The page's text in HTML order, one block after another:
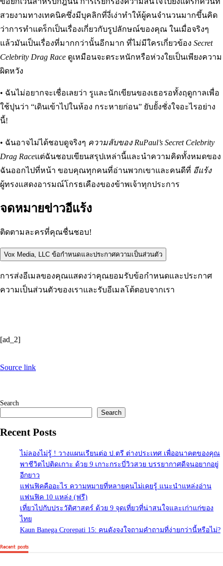
สวยงามทางเทคนิคซึ่งมีบุคลิกที่งี่เง่าทำให้ผู้คนจำนวนมากขึ้นคิด
ว่าการทำแดร็กเป็นเรื่องเกี่ยวกับรูปลักษณ์ของคุณ ในเมื่อจริงๆ
แล้วมันเป็นเรื่องที่มากกว่านั้นอีกมาก ที่ไม่มีใครเกี่ยวข้อง Secret
Celebrity Drag Race ดูเหมือนจะตระหนักหรือห่วงใยเป็นเพียงความ
ผิดหวัง
• ฉันไม่อยากจะเชื่อเลยว่า รูและนักเขียนของเธอรอทั้งฤดูกาลเพื่อ
ใช้ปุนว่า “เดินเข้าไปในห้อง กระหายก่อน” ยับยั้งชั่งใจอะไรอย่าง
นี้!
• ฉันอาจไม่ได้ชอบดูจริงๆ ความลับของ RuPaul’s Secret Celebrity
Drag Raceแต่ฉันชอบเขียนสรุปเหล่านี้และนำความคิดทั้งหมดของ
ฉันออกไปที่หน้า ขอบคุณทุกคนที่อ่านพวกเขาและคนดีที่ อีแร้ง
ผู้ทรงแสดงอารมณ์โกรธเคืองของข้าพเจ้าทุกประการ
จดหมายข่าวอีแร้ง
ติดตามละครที่คุณชื่นชอบ!
Vox Media, LLC ข้อกำหนดและประกาศความเป็นส่วนตัว
การส่งอีเมลของคุณแสดงว่าคุณยอมรับข้อกำหนดและประกาศ
ความเป็นส่วนตัวของเราและรับอีเมลโต้ตอบจากเรา
[ad_2]
Source link
Search
Search
Recent Posts
ไม่ลองไม่รู้ ! วางแผนเรียนต่อ ป.ตรี ต่างประเทศ เพื่ออนาคตของคุณ
พาชีวิตไปติดเกาะ ด้วย 9 เกาะกระบี่วิวสวย บรรยากาศดีจนอยากอยู่
อีกยาว
แฟนฟิคคืออะไร ความหมายที่หลายคนไม่เคยรู้ แนะนำแหล่งอ่าน
แฟนฟิค 10 แหล่ง (ฟรี)
เที่ยวไปกับประวัติศาสตร์ ด้วย 9 จุดเที่ยวที่น่าสนใจและเก่าแก่ของ
ไทย
Kaun Banega Crorepati 15: คนดังจงใจถามคำถามที่ง่ายกว่านี้หรือไม่?
Recent posts